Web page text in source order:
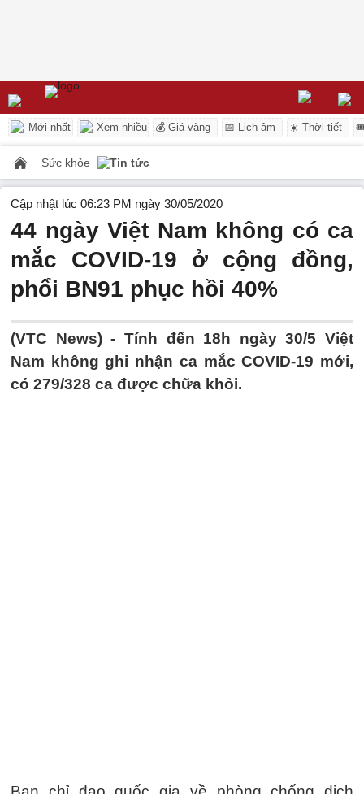
Mới nhất Xem nhiều 💰 Giá vàng 📅 Lịch âm ☀️ Thời tiết
Sức khỏe Tin tức
Cập nhật lúc 06:23 PM ngày 30/05/2020
44 ngày Việt Nam không có ca
mắc COVID-19 ở cộng đồng,
phổi BN91 phục hồi 40%
(VTC News) - Tính đến 18h ngày 30/5 Việt
Nam không ghi nhận ca mắc COVID-19 mới,
có 279/328 ca được chữa khỏi.